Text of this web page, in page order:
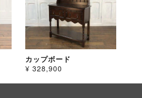
カップボード
¥ 328,900